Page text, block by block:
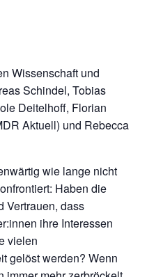
Wissenschaft und
Schindel, Tobias
Deitelhoff, Florian
Aktuell) und Rebecca
wie lange nicht
Haben die
Vertrauen, dass
ihre Interessen
vielen
gelöst werden? Wenn